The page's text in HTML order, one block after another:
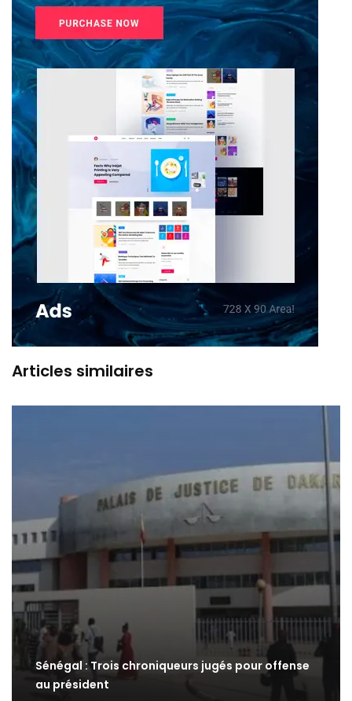
Articles similaires
Sénégal : Trois chroniqueurs jugés pour offense
au président